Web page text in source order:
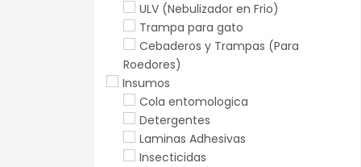
ULV (Nebulizador en Frio)
Trampa para gato
Cebaderos y Trampas (Para
Roedores)
Insumos
Cola entomologica
Detergentes
Laminas Adhesivas
Insecticidas